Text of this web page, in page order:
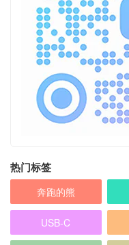
热门标签
奔跑的熊
USB-C